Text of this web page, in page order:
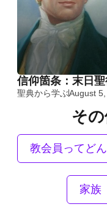
信仰箇条：末日
聖典から学ぶAugust
そ
教会員ってど
家族